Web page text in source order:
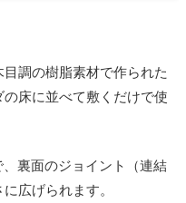
調の樹脂素材で作られた
床に並べて敷くだけで使
裏面のジョイント（連結
広げられます。